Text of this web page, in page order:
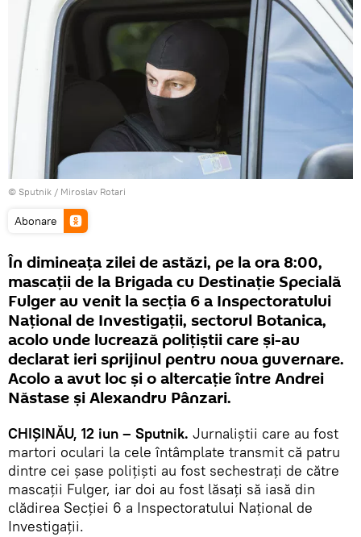
© Sputnik / Miroslav Rotari
Abonare
În dimineața zilei de astăzi, pe la ora 8:00,
mascații de la Brigada cu Destinație Specială
Fulger au venit la secția 6 a Inspectoratului
Național de Investigații, sectorul Botanica,
acolo unde lucrează polițiștii care și-au
declarat ieri sprijinul pentru noua guvernare.
Acolo a avut loc și o altercație între Andrei
Năstase și Alexandru Pânzari.
CHIȘINĂU, 12 iun – Sputnik. Jurnaliștii care au fost
martori oculari la cele întâmplate transmit că patru
dintre cei șase polițiști au fost sechestrați de către
mascații Fulger, iar doi au fost lăsați să iasă din
clădirea Secției 6 a Inspectoratului Național de
Investigații.